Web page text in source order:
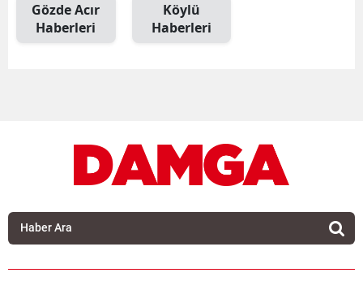
Gözde Acır
Haberleri
Köylü
Haberleri